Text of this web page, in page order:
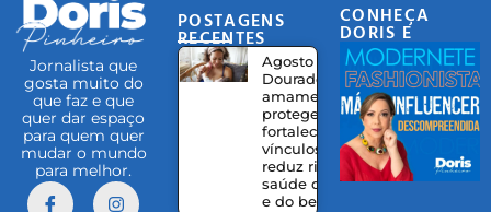
Jornalista que
gosta muito do
que faz e que
quer dar espaço
para quem quer
mudar o mundo
para melhor.
POSTAGENS
RECENTES
Agosto
Dourado:
amamentação
protege,
fortalece
vínculos e
reduz riscos à
saúde da mãe
e do bebê
CONHEÇA
DORIS E
EQUIPE